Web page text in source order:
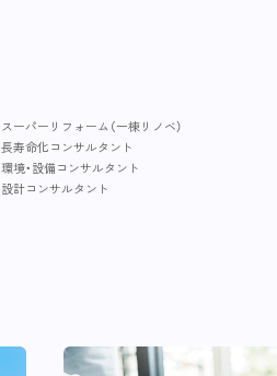
スーパーリフォーム（一棟リノベ）
長寿命化コンサルタント
環境・設備コンサルタント
設計コンサルタント